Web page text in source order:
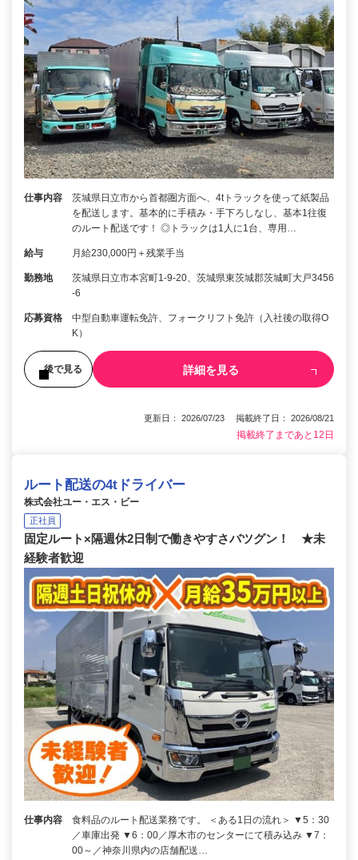
仕事内容
茨城県日立市から首都圏方面へ、4tトラックを使って紙製品
を配送します。基本的に手積み・手下ろしなし、基本1往復
のルート配送です！ ◎トラックは1人に1台、専用…
給与 月給230,000円＋残業手当
勤務地
茨城県日立市本宮町1-9-20、茨城県東茨城郡茨城町大戸3456
-6
応募資格
中型自動車運転免許、フォークリフト免許（入社後の取得O
K）
後で見る 詳細を見る
更新日： 2026/07/23 掲載終了日： 2026/08/21
掲載終了まであと12日
ルート配送の4tドライバー
株式会社ユー・エス・ビー
正社員
固定ルート×隔週休2日制で働きやすさバツグン！ ★未
経験者歓迎
仕事内容
食料品のルート配送業務です。 ＜ある1日の流れ＞ ▼5：30
／車庫出発 ▼6：00／厚木市のセンターにて積み込み ▼7：
00～／神奈川県内の店舗配送…